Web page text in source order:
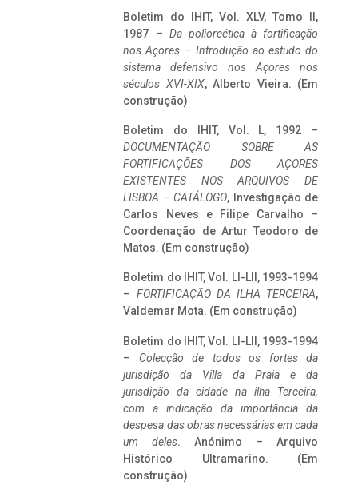
Boletim do IHIT, Vol. XLV, Tomo II,
1987 – Da poliorcética à fortificação
nos Açores – Introdução ao estudo do
sistema defensivo nos Açores nos
séculos XVI-XIX, Alberto Vieira. (Em
construção)
Boletim do IHIT, Vol. L, 1992 –
DOCUMENTAÇÃO SOBRE AS
FORTIFICAÇÕES DOS AÇORES
EXISTENTES NOS ARQUIVOS DE
LISBOA – CATÁLOGO, Investigação de
Carlos Neves e Filipe Carvalho –
Coordenação de Artur Teodoro de
Matos. (Em construção)
Boletim do IHIT, Vol. LI-LII, 1993-1994
– FORTIFICAÇÃO DA ILHA TERCEIRA,
Valdemar Mota. (Em construção)
Boletim do IHIT, Vol. LI-LII, 1993-1994
– Colecção de todos os fortes da
jurisdição da Villa da Praia e da
jurisdição da cidade na ilha Terceira,
com a indicação da importância da
despesa das obras necessárias em cada
um deles. Anónimo – Arquivo
Histórico Ultramarino. (Em
construção)